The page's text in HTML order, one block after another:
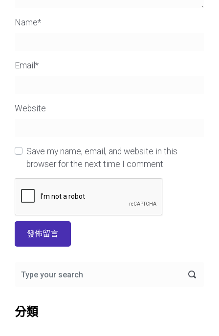
Name*
Email *
Website
Save my name, email, and website in this
browser for the next time I comment.
分類